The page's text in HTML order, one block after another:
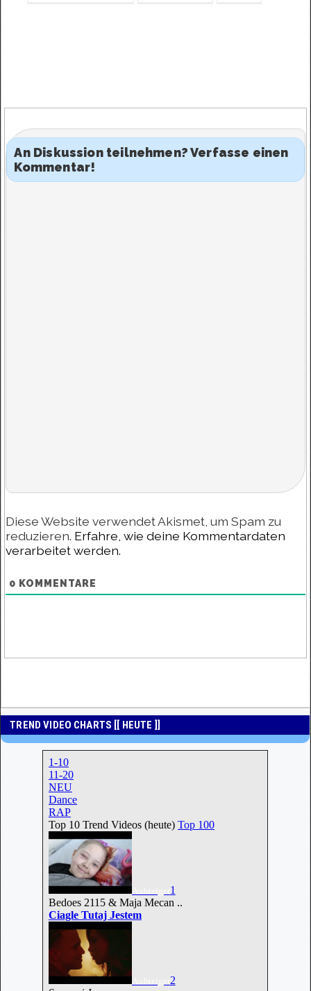
An Diskussion teilnehmen? Verfasse einen
Kommentar!
Diese Website verwendet Akismet, um Spam zu
reduzieren. Erfahre, wie deine Kommentardaten
verarbeitet werden.
0 KOMMENTARE
TREND VIDEO CHARTS [[ HEUTE ]]